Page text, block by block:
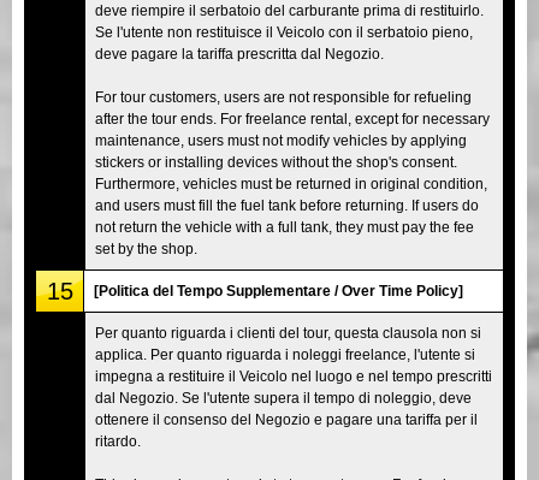
deve riempire il serbatoio del carburante prima di restituirlo.
Se l'utente non restituisce il Veicolo con il serbatoio pieno,
deve pagare la tariffa prescritta dal Negozio.
For tour customers, users are not responsible for refueling
after the tour ends. For freelance rental, except for necessary
maintenance, users must not modify vehicles by applying
stickers or installing devices without the shop's consent.
Furthermore, vehicles must be returned in original condition,
and users must fill the fuel tank before returning. If users do
not return the vehicle with a full tank, they must pay the fee
set by the shop.
15 [Politica del Tempo Supplementare / Over Time Policy]
Per quanto riguarda i clienti del tour, questa clausola non si
applica. Per quanto riguarda i noleggi freelance, l'utente si
impegna a restituire il Veicolo nel luogo e nel tempo prescritti
dal Negozio. Se l'utente supera il tempo di noleggio, deve
ottenere il consenso del Negozio e pagare una tariffa per il
ritardo.